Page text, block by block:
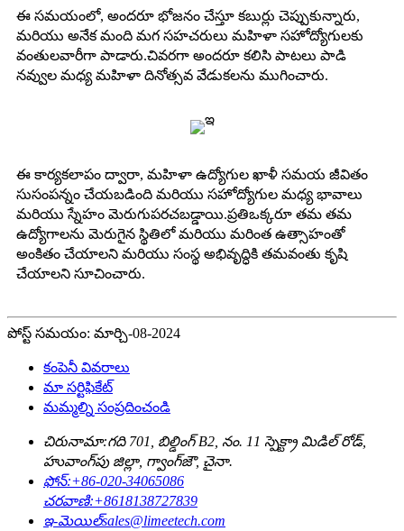
ఈ సమయంలో, అందరూ భోజనం చేస్తూ కబుర్లు చెప్పుకున్నారు,
మరియు అనేక మంది మగ సహచరులు మహిళా సహోద్యోగులకు
వంతులవారీగా పాడారు.చివరగా అందరూ కలిసి పాటలు పాడి
నవ్వుల మధ్య మహిళా దినోత్సవ వేడుకలను ముగించారు.
ఈ కార్యకలాపం ద్వారా, మహిళా ఉద్యోగుల ఖాళీ సమయ జీవితం
సుసంపన్నం చేయబడింది మరియు సహోద్యోగుల మధ్య భావాలు
మరియు స్నేహం మెరుగుపరచబడ్డాయి.ప్రతిఒక్కరూ తమ తమ
ఉద్యోగాలను మెరుగైన స్థితిలో మరియు మరింత ఉత్సాహంతో
అంకితం చేయాలని మరియు సంస్థ అభివృద్ధికి తమవంతు కృషి
చేయాలని సూచించారు.
పోస్ట్ సమయం: మార్చి-08-2024
కంపెనీ వివరాలు
మా సర్టిఫికేట్
మమ్మల్ని సంప్రదించండి
చిరునామా:గది 701, బిల్డింగ్ B2, నం. 11 స్పెక్ట్రా మిడిల్ రోడ్,
హువాంగ్‌పు జిల్లా, గ్వాంగ్‌జౌ, చైనా.
ఫోన్:+86-020-34065086
చరవాణి:+8618138727839
ఇ-మెయిల్sales@limeetech.com